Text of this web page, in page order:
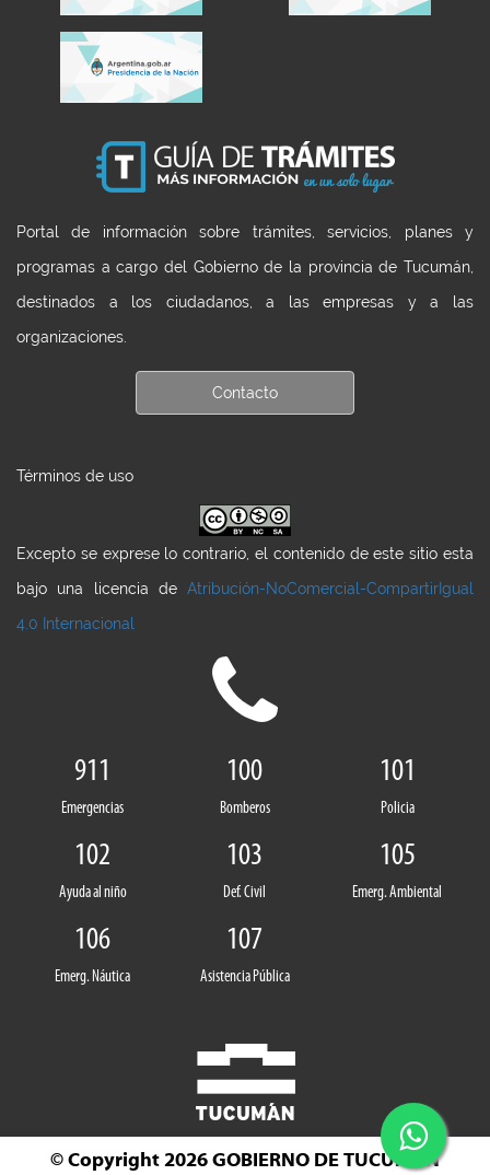
Portal de información sobre trámites, servicios, planes y
programas a cargo del Gobierno de la provincia de Tucumán,
destinados a los ciudadanos, a las empresas y a las
organizaciones.
Contacto
Términos de uso
Excepto se exprese lo contrario, el contenido de este sitio esta
bajo una licencia de Atribución-NoComercial-CompartirIgual
4.0 Internacional
911
Emergencias
100
Bomberos
101
Policia
102
Ayuda al niño
103
Def. Civil
105
Emerg. Ambiental
106
Emerg. Náutica
107
Asistencia Pública
© Copyright 2026 GOBIERNO DE TUCUMÁN